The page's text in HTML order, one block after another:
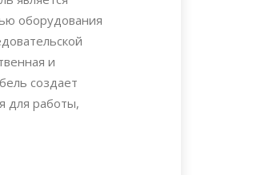
оборудования
и
создает
для работы,